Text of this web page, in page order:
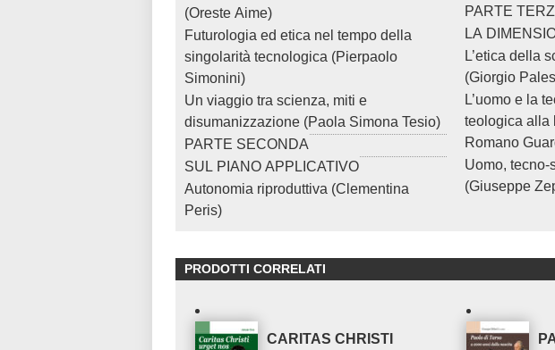
(Oreste Aime)
Futurologia ed etica nel tempo della
singolarità tecnologica (Pierpaolo
Simonini)
Un viaggio tra scienza, miti e
disumanizzazione (Paola Simona Tesio)
PARTE SECONDA
SUL PIANO APPLICATIVO
Autonomia riproduttiva (Clementina
Peris)
PARTE
LA
L’etica della
(Giorgio
L’uomo e la
teologica alla
Romano
Uomo, tecno-
(Giuseppe
PRODOTTI CORRELATI
CARITAS CHRISTI